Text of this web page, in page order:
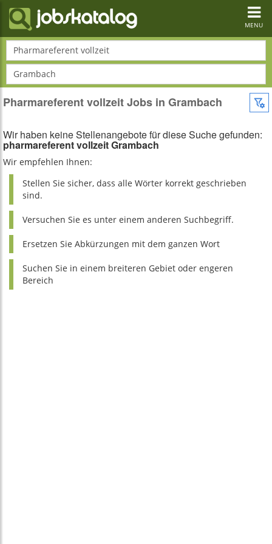
MENU
Pharmareferent vollzeit
Grambach
Pharmareferent vollzeit Jobs in Grambach
Wir haben keine Stellenangebote für diese Suche gefunden:
pharmareferent vollzeit Grambach
Wir empfehlen Ihnen:
Stellen Sie sicher, dass alle Wörter korrekt geschrieben
sind.
Versuchen Sie es unter einem anderen Suchbegriff.
Ersetzen Sie Abkürzungen mit dem ganzen Wort
Suchen Sie in einem breiteren Gebiet oder engeren
Bereich